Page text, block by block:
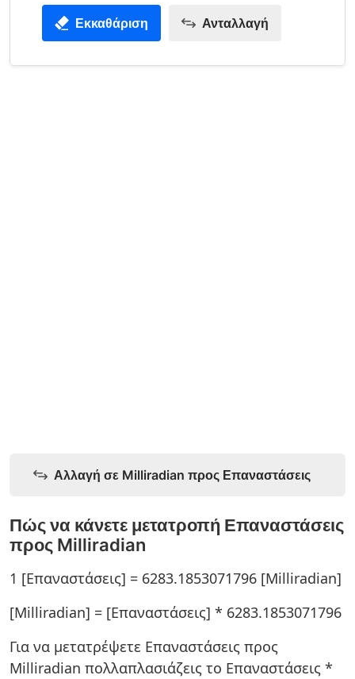
Εκκαθάριση Ανταλλαγή
Αλλαγή σε Milliradian προς Επαναστάσεις
Πώς να κάνετε μετατροπή Επαναστάσεις
προς Milliradian
1 [Επαναστάσεις] = 6283.1853071796 [Milliradian]
[Milliradian] = [Επαναστάσεις] * 6283.1853071796
Για να μετατρέψετε Επαναστάσεις προς
Milliradian πολλαπλασιάζεις το Επαναστάσεις *